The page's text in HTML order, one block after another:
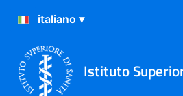
Istituto